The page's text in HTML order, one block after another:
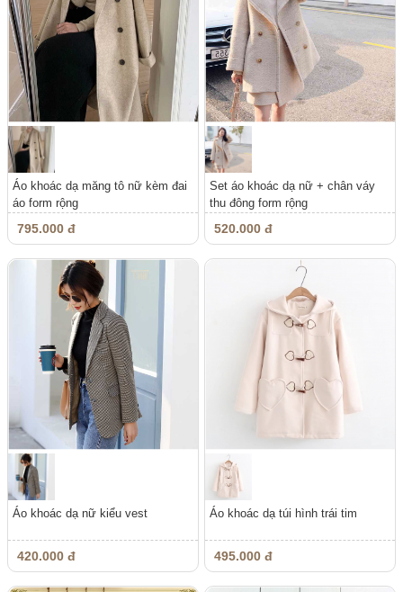
Áo khoác dạ măng tô nữ kèm đai
áo form rộng
795.000 đ
Set áo khoác dạ nữ + chân váy
thu đông form rộng
520.000 đ
Áo khoác dạ nữ kiểu vest
420.000 đ
Áo khoác dạ túi hình trái tim
495.000 đ